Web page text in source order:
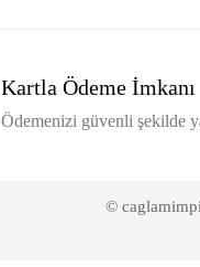
Kartla Ödeme İmkanı
Ödemenizi güvenli şekilde
©